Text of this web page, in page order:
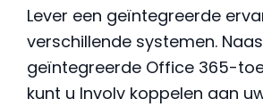
Lever een geïntegreerde
verschillende systemen.
geïntegreerde Office 365-
kunt u Involv koppelen aan